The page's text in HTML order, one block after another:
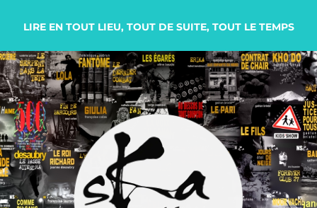
LIRE EN TOUT LIEU, TOUT DE SUITE, TOUT LE TEMPS